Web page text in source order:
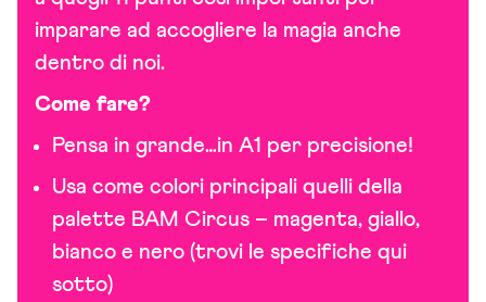
imparare ad accogliere la magia anche
dentro di noi.
Come fare?
Pensa in grande…in A1 per precisione!
Usa come colori principali quelli della
palette BAM Circus – magenta, giallo,
bianco e nero (trovi le specifiche qui
sotto)